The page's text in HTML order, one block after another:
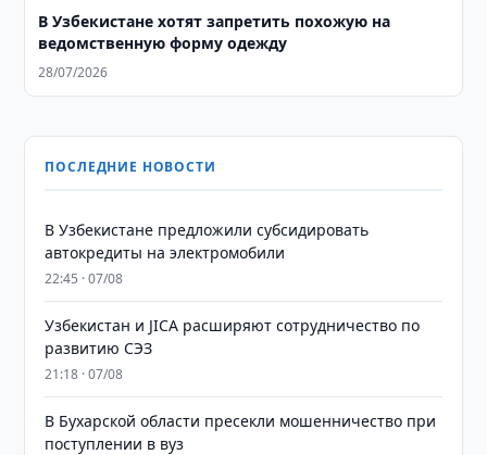
В Узбекистане хотят запретить похожую на
ведомственную форму одежду
28/07/2026
ПОСЛЕДНИЕ НОВОСТИ
В Узбекистане предложили субсидировать
автокредиты на электромобили
22:45 · 07/08
Узбекистан и JICA расширяют сотрудничество по
развитию СЭЗ
21:18 · 07/08
В Бухарской области пресекли мошенничество при
поступлении в вуз